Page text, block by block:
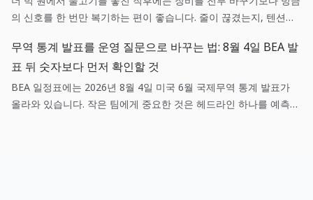
의 신호를 한 번만 복기하는 편이 좋습니다. 줄이 끊겼는지, 텐션이
이 훨씬 선명해집니다.
무역 통계 발표를 운영 질문으로 바꾸는 법: 8월 4일 BEA 발
표 뒤 숫자보다 먼저 확인할 것
BEA 일정표에는 2026년 8월 4일 미국 6월 국제무역 통계 발표가
올라와 있습니다. 작은 팀에게 중요한 것은 헤드라인 하나를 예측하